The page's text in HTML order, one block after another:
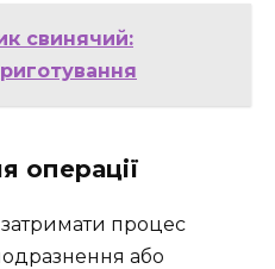
свинячий:
операції
процес
або